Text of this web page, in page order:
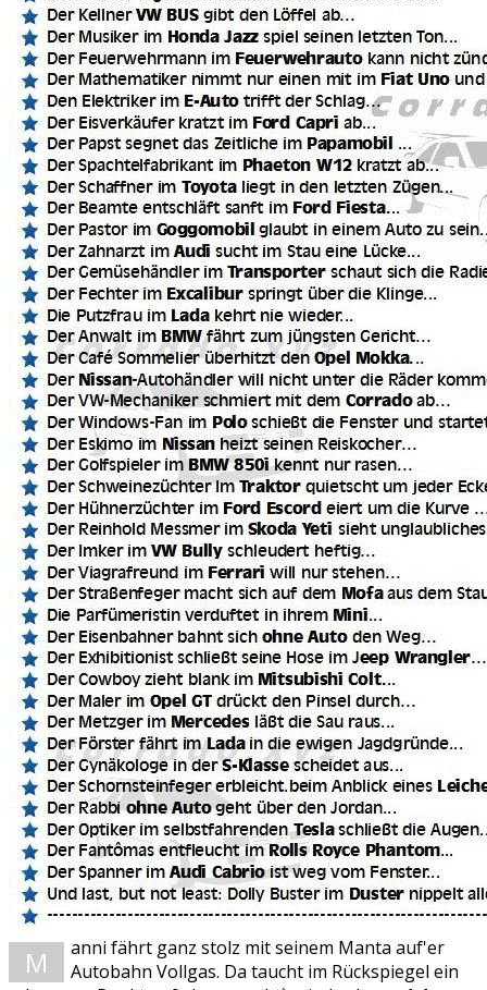
M
anni fährt ganz stolz mit seinem Manta auf'er
Autobahn Vollgas. Da taucht im Rückspiegel ein